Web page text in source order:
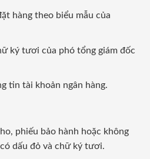
hàng theo biểu mẫu của
ký tươi của phó tổng giám đốc
tin tài khoản ngân hàng.
phiếu bảo hành hoặc không
dấu đỏ và chữ ký tươi.